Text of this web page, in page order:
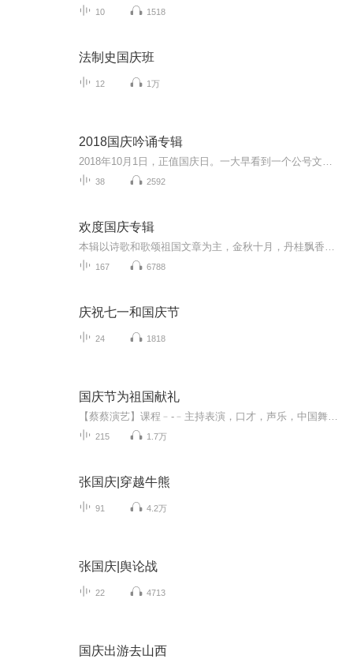
10 1518
法制史国庆班
12 1万
2018国庆吟诵专辑
38 2592
欢度国庆专辑
167 6788
庆祝七一和国庆节
24 1818
国庆节为祖国献礼
215 1.7万
张国庆|穿越牛熊
91 4.2万
张国庆|舆论战
22 4713
国庆出游去山西